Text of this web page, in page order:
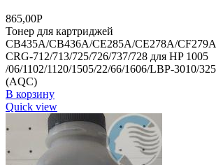
865,00Р
Тонер для картриджей
CB435A/CB436A/CE285A/CE278A/
CRG-712/713/725/726/737/728 для HP 1005
/06/1102/1120/1505/22/66/1606/LBP-3010/
(AQC)
В корзину
Quick view